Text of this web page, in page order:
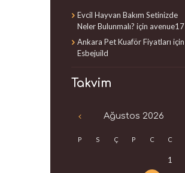
Evcil Hayvan Bakım Setinizde
Neler Bulunmalı? için avenue17
Ankara Pet Kuaför Fiyatları için
Esbejuild
Takvim
Ağustos 2026
P S Ç P C C
1